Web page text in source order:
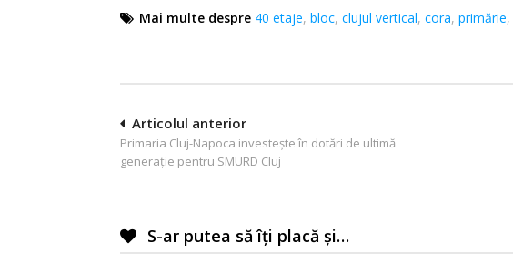
Mai multe despre 40 etaje, bloc, clujul vertical, cora, primărie,
Navigare
în
Articolul anterior
Primaria Cluj-Napoca investește în dotări de ultimă
generație pentru SMURD Cluj
S-ar putea să îți placă și…